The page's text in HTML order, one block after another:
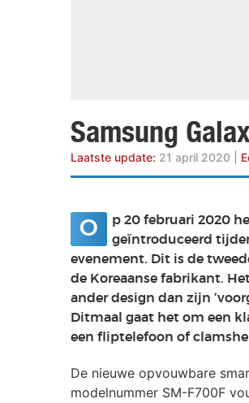
Samsung
Laatste update: 21 april 2020
O
p 20 februari 2020
geïntroduceerd
evenement. Dit is de
de Koreaanse fabrikant.
ander design dan zijn
Ditmaal gaat het om een
een fliptelefoon of
De nieuwe opvouwbare
modelnummer SM-F700F